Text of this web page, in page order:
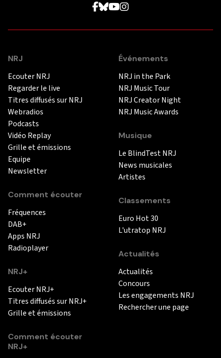
NRJ
Ecouter NRJ
Regarder le live
Titres diffusés sur NRJ
Webradios
Podcasts
Vidéo Replay
Grille et émissions
Equipe
Newsletter
Comment écouter
Fréquences
DAB+
Apps NRJ
Radioplayer
NRJ+
Ecouter NRJ+
Titres diffusés sur NRJ+
Grille et émissions
Comment écouter
NRJ+
Événements
NRJ in the Park
NRJ Music Tour
NRJ Creator Night
NRJ Music Awards
Musique
Le BlindTest NRJ
News musicales
Artistes
Classements
Euro Hot 30
L'utratop NRJ
Actualités
Actualités
Concours
Les engagements NRJ
Rechercher une page